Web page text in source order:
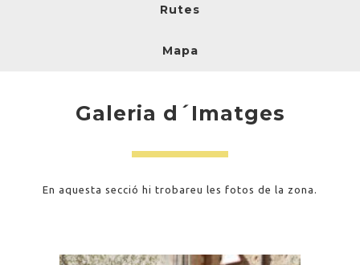
Rutes
Mapa
Galeria d´Imatges
En aquesta secció hi trobareu les fotos de la zona.